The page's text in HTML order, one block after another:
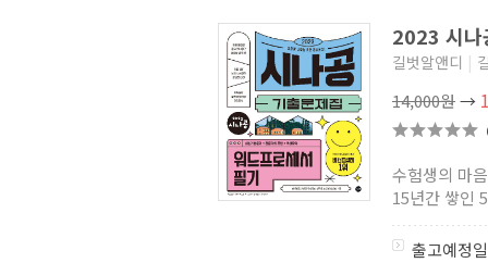
2023 시나
길벗알앤디 |
14,000원→
수험생의 마
15년간 쌓인
출고예정